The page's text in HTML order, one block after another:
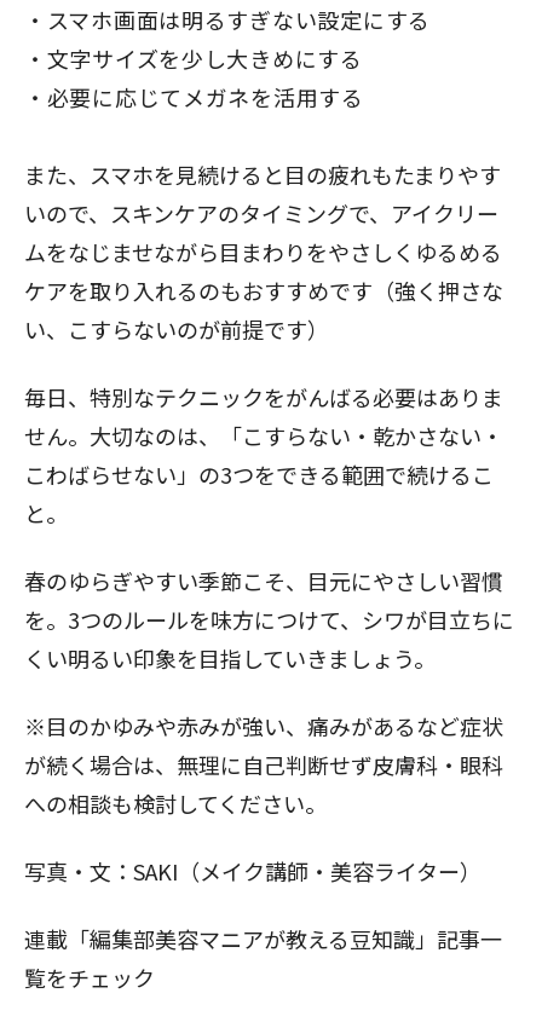
スマホ画面は明るすぎない設定にする
文字サイズを少し大きめにする
必要に応じてメガネを活用する
また、スマホを見続けると目の疲れもたまりやす
いので、スキンケアのタイミングで、アイクリー
ムをなじませながら目まわりをやさしくゆるめる
ケアを取り入れるのもおすすめです（強く押さな
い、こすらないのが前提です）
毎日、特別なテクニックをがんばる必要はありま
せん。大切なのは、「こすらない・乾かさない・
こわばらせない」の3つをできる範囲で続けるこ
と。
春のゆらぎやすい季節こそ、目元にやさしい習慣
を。3つのルールを味方につけて、シワが目立ちに
くい明るい印象を目指していきましょう。
※目のかゆみや赤みが強い、痛みがあるなど症状
が続く場合は、無理に自己判断せず皮膚科・眼科
への相談も検討してください。
写真・文：SAKI（メイク講師・美容ライター）
連載「編集部美容マニアが教える豆知識」記事一
覧をチェック
閉じる